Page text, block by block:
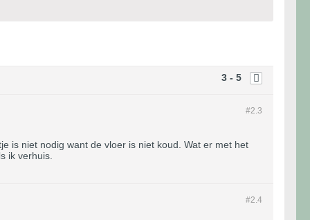
3 - 5
#2. 3
is niet nodig want de vloer is niet koud. Wat er met het
ik verhuis.
#2. 4